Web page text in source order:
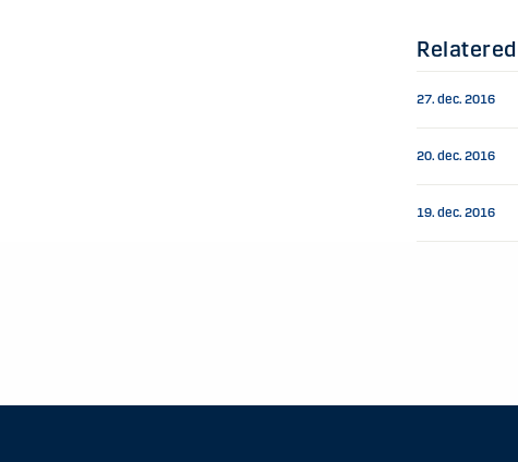
27. dec. 2016
20. dec. 2016
19. dec. 2016